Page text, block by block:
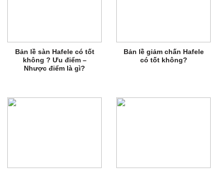
Bản lề sàn Hafele có tốt
không ? Ưu điểm –
Nhược điểm là gì?
Bản lề giảm chấn Hafele
có tốt không?